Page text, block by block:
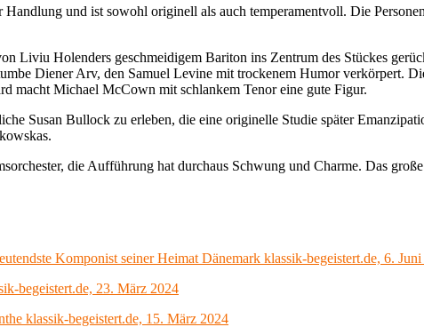
und ist sowohl originell als auch temperamentvoll. Die
Liviu Holenders geschmeidigem Bariton ins Zentrum des Stückes
Diener Arv, den Samuel Levine mit trockenem Humor verkörpert.
macht Michael McCown mit schlankem Tenor eine gute Figur.
Susan Bullock zu erleben, die eine originelle Studie später
die Aufführung hat durchaus Schwung und Charme. Das
Komponist seiner Heimat Dänemark klassik-begeistert.de, 6.
begeistert.de, 23. März 2024
klassik-begeistert.de, 15. März 2024